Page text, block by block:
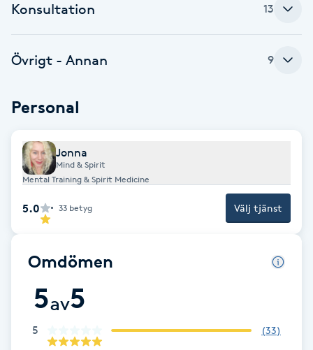
Balayage
Bambumassage
Barber
Barnklippning
Blowout
Bottenfärg
Brynformning
Konsultation 13
Övrigt - Annan 9
Personal
Jonna
Mind & Spirit
Mental Training & Spirit Medicine
5.0 33 betyg Välj tjänst
Omdömen
5av5
5 (33)